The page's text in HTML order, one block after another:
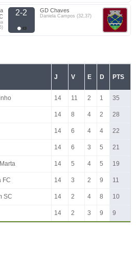
2-2 GD Chaves
Daniela Campos (32,37)
J V E D PTS
14 11 2 1 35
14 8 4 2 28
14 6 4 4 22
14 6 3 5 21
14 5 4 5 19
FC 14 3 2 9 11
SC 14 2 4 8 10
14 2 3 9 9